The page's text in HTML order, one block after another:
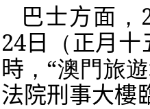
巴士方面 ，
24日 （正月十
時 ， “澳門旅
法院刑事大樓